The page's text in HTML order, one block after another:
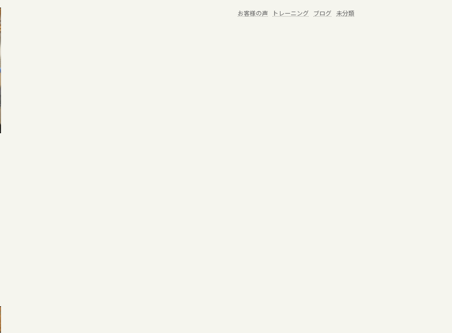
お客様の声 トレーニング ブログ 未分類